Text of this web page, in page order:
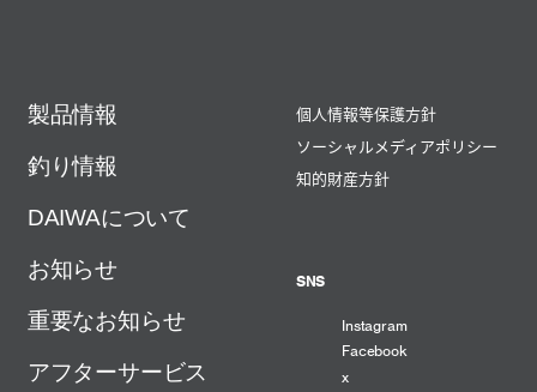
製品情報
釣り情報
DAIWAについて
お知らせ
重要なお知らせ
アフターサービス
個人情報等保護方針
ソーシャルメディアポリシー
知的財産方針
SNS
Instagram
Facebook
x